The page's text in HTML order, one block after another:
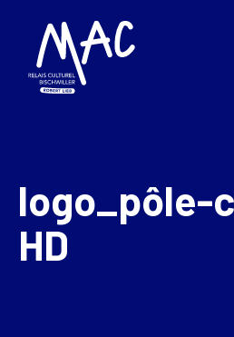
logo_pôle-
HD